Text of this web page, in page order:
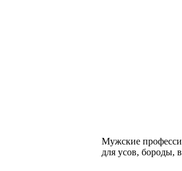
Мужские
для усов, бороды,